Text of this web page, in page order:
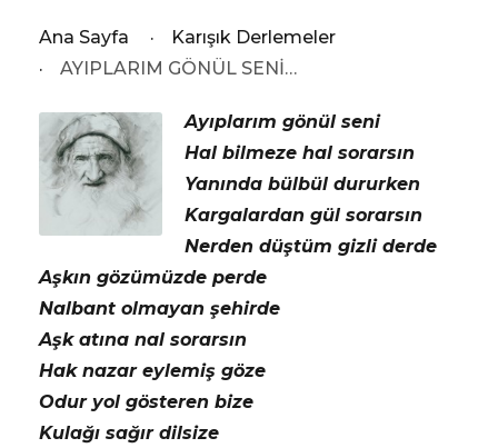
Ana Sayfa ·
Karışık Derlemeler
·
AYIPLARIM GÖNÜL SENİ…
Ayıplarım gönül seni
Hal bilmeze hal sorarsın
Yanında bülbül dururken
Kargalardan gül sorarsın
Nerden düştüm gizli derde
Aşkın gözümüzde perde
Nalbant olmayan şehirde
Aşk atına nal sorarsın
Hak nazar eylemiş göze
Odur yol gösteren bize
Kulağı sağır dilsize